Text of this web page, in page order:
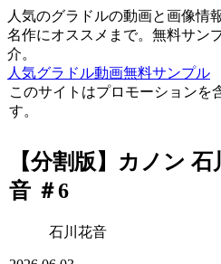
人気のグラドルの動画と画像情
名作にオススメまで。無料サン
介。
人気グラドル動画無料サンプル
このサイトはプロモーションを
す。
【分割版】カノン 石
音 ＃6
石川花音